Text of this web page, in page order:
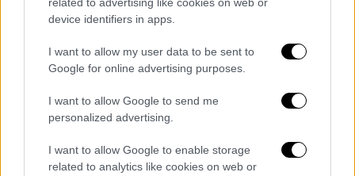
device identifiers in apps.
I want to allow my user data to be sent to
Google for online advertising purposes.
I want to allow Google to send me
personalized advertising.
I want to allow Google to enable storage
related to analytics like cookies on web or
Οι αξιωματούχοι δήλωσαν την Πέμπτη (8/1)
καλά προετοιμασμένος
να αντιμετωπίσει οποιαδήποτε εργασία και
είναι βέβαιοι ότι
σύντομα θα τον
συνοδεύσουν οι αστροναύτες Crew-12για να
επανέλθει η κανονική στελέχωση. «Αυτός
είναι ένας από τους λόγους που
πετάμε
μικτές ομάδεςμε σκάφη Soyuz και